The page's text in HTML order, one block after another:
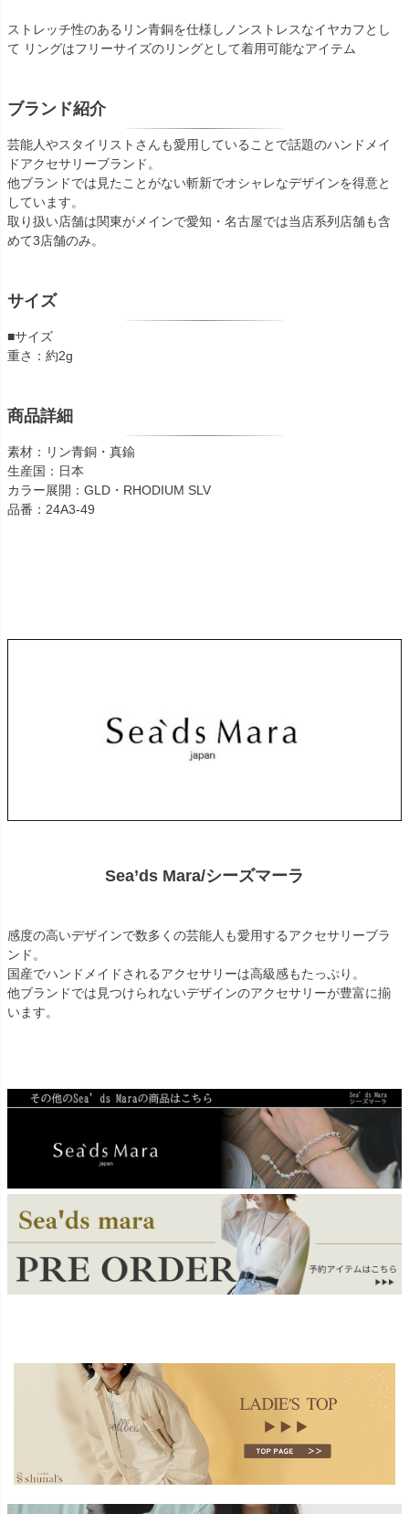
ストレッチ性のあるリン青銅を仕様しノンストレスなイヤカフとし
て リングはフリーサイズのリングとして着用可能なアイテム
ブランド紹介
芸能人やスタイリストさんも愛用していることで話題のハンドメイ
ドアクセサリーブランド。
他ブランドでは見たことがない斬新でオシャレなデザインを得意と
しています。
取り扱い店舗は関東がメインで愛知・名古屋では当店系列店舗も含
めて3店舗のみ。
サイズ
■サイズ
重さ：約2g
商品詳細
素材：リン青銅・真鍮
生産国：日本
カラー展開：GLD・RHODIUM SLV
品番：24A3-49
Sea’ds Mara/シーズマーラ
感度の高いデザインで数多くの芸能人も愛用するアクセサリーブラ
ンド。
国産でハンドメイドされるアクセサリーは高級感もたっぷり。
他ブランドでは見つけられないデザインのアクセサリーが豊富に揃
います。